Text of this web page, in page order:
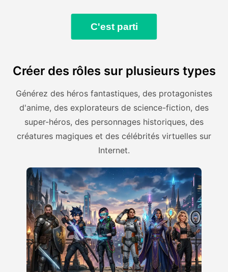
C'est parti
Créer des rôles sur plusieurs types
Générez des héros fantastiques, des protagonistes
d'anime, des explorateurs de science-fiction, des
super-héros, des personnages historiques, des
créatures magiques et des célébrités virtuelles sur
Internet.